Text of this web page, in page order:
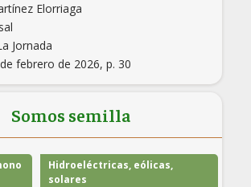
Elorriaga
Jornada
febrero de 2026, p. 30
Somos semilla
Hidroeléctricas, eólicas,
solares